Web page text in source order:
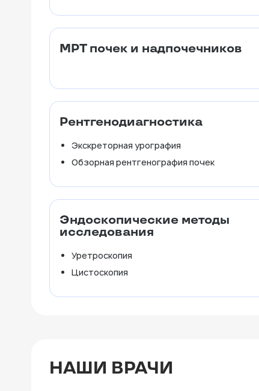
МРТ почек и надпочечников
Рентгенодиагностика
Экскреторная урография
Обзорная рентгенография почек
Эндоскопические методы
исследования
Уретроскопия
Цистоскопия
НАШИ ВРАЧИ